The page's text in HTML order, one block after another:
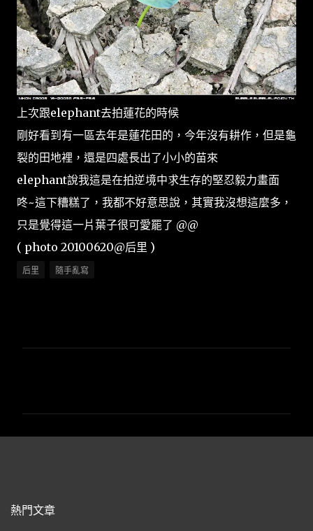
上次跟elephant去拍蓮花的時候
剛好看到有一區去年是蓮花田的，今年沒有耕作，但是龜
裂的田地裡，還是四處長出了小小的苗來
elephant說我這是在拍逆境中求生存的堅忍毅力畫面
咚~這下糟糕了，我都不好意思說，其實我沒想這麼多，
只是覺得這一片葉子很可愛罷了 @@
( photo 20100620@后里 )
后里 隨手亂寫
熱門文章